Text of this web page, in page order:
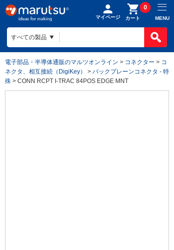
マイページ カート
0
MENU
電子部品・半導体通販のマルツオンライン > コネクター > コ
ネクタ、相互接続（DigiKey）
> バックプレーンコネクタ - 特
殊 > CONN RCPT I-TRAC 84POS EDGE MNT